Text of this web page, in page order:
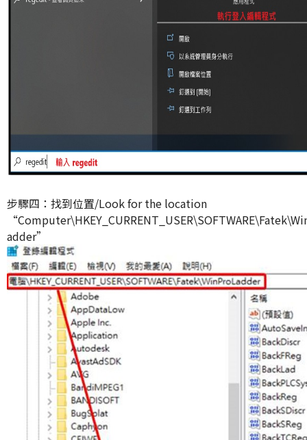
步驟四：找到位置/Look for the location
adder”